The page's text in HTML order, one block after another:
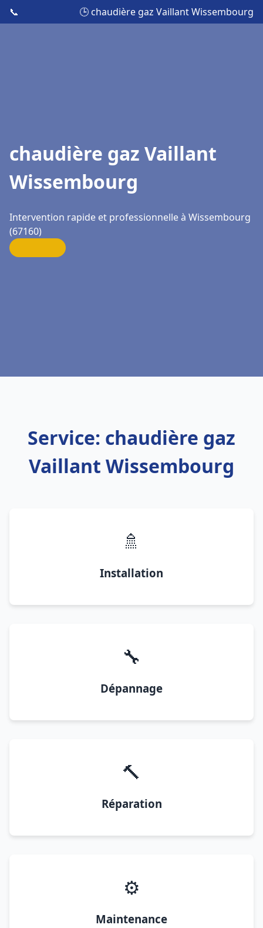
📞 🕒 chaudière gaz Vaillant Wissembourg
chaudière gaz Vaillant
Wissembourg
Intervention rapide et professionnelle à Wissembourg
(67160)
Service: chaudière gaz
Vaillant Wissembourg
🚿
Installation
🔧
Dépannage
🔨
Réparation
⚙️
Maintenance